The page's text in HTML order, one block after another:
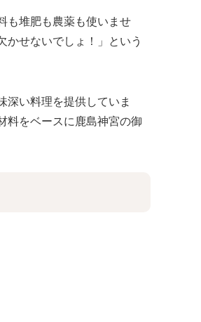
も堆肥も農薬も使いませ
かせないでしょ！」という
深い料理を提供していま
料をベースに鹿島神宮の御